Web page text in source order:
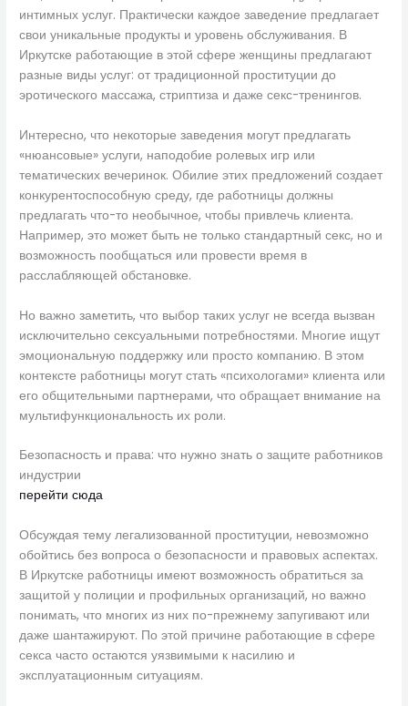
интимных услуг. Практически каждое заведение предлагает
свои уникальные продукты и уровень обслуживания. В
Иркутске работающие в этой сфере женщины предлагают
разные виды услуг: от традиционной проституции до
эротического массажа, стриптиза и даже секс-тренингов.
Интересно, что некоторые заведения могут предлагать
«нюансовые» услуги, наподобие ролевых игр или
тематических вечеринок. Обилие этих предложений создает
конкурентоспособную среду, где работницы должны
предлагать что-то необычное, чтобы привлечь клиента.
Например, это может быть не только стандартный секс, но и
возможность пообщаться или провести время в
расслабляющей обстановке.
Но важно заметить, что выбор таких услуг не всегда вызван
исключительно сексуальными потребностями. Многие ищут
эмоциональную поддержку или просто компанию. В этом
контексте работницы могут стать «психологами» клиента или
его общительными партнерами, что обращает внимание на
мультифункциональность их роли.
Безопасность и права: что нужно знать о защите работников
индустрии
перейти сюда
Обсуждая тему легализованной проституции, невозможно
обойтись без вопроса о безопасности и правовых аспектах.
В Иркутске работницы имеют возможность обратиться за
защитой у полиции и профильных организаций, но важно
понимать, что многих из них по-прежнему запугивают или
даже шантажируют. По этой причине работающие в сфере
секса часто остаются уязвимыми к насилию и
эксплуатационным ситуациям.